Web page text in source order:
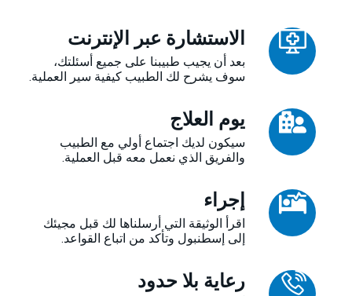
الاستشارة عبر الإنترنت
بعد أن يجيب طبيبنا على جميع أسئلتك،
سوف يشرح لك الطبيب كيفية سير العملية.
يوم العلاج
سيكون لديك اجتماع أولي مع الطبيب
والفريق الذي نعمل معه قبل العملية.
إجراء
اقرأ الوثيقة التي أرسلناها لك قبل مجيئك
إلى إسطنبول وتأكد من اتباع القواعد.
رعاية بلا حدود